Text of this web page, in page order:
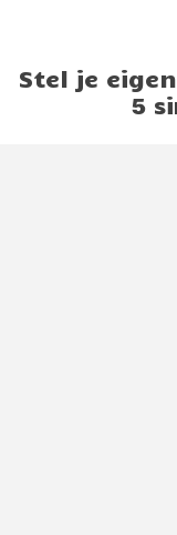
Stel je
5